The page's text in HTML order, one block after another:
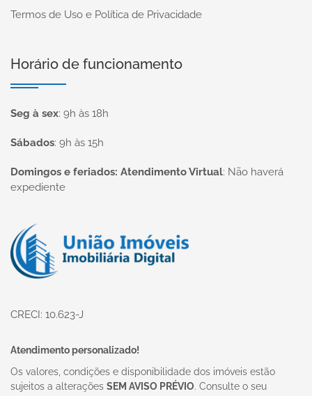
Termos de Uso e Política de Privacidade
Horário de funcionamento
Seg à sex: 9h às 18h
Sábados: 9h às 15h
Domingos e feriados: Atendimento Virtual: Não haverá
expediente
Página inicial
CRECI: 10.623-J
Atendimento personalizado!
Os valores, condições e disponibilidade dos imóveis estão
sujeitos a alterações SEM AVISO PRÉVIO. Consulte o seu